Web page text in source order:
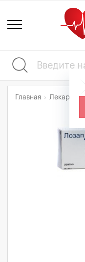
Главная Лекарства